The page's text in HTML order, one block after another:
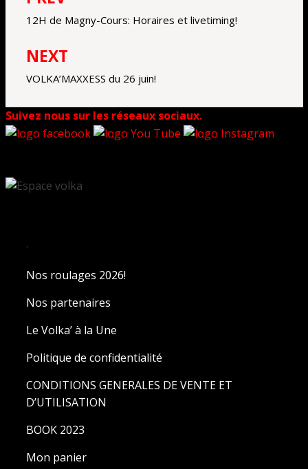
de
l’article
12H de Magny-Cours: Horaires et livetiming!
NEXT
VOLKA’MAXXESS du 26 juin!
Suivez nous sur les réseaux sociaux.
.
Nos roulages 2026!
Nos partenaires
Le Volka’ à la Une
Politique de confidentialité
CONDITIONS GENERALES DE VENTE ET
D’UTILISATION
BOOK 2023
Mon panier